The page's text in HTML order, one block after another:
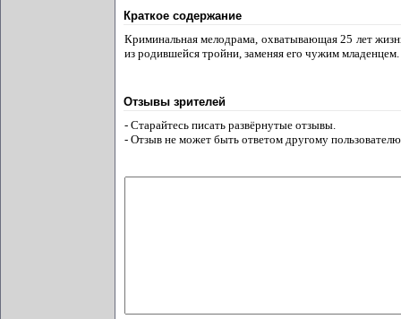
Краткое содержание
Криминальная мелодрама, охватывающая 25 лет
из родившейся тройни, заменяя его чужим
Отзывы зрителей
- Старайтесь писать развёрнутые отзывы.
- Отзыв не может быть ответом другому